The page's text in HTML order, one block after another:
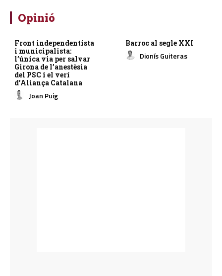
Opinió
Front independentista
i municipalista:
l’única via per salvar
Girona de l’anestèsia
del PSC i el verí
d’Aliança Catalana
Joan Puig
Barroc al segle XXI
Dionís Guiteras